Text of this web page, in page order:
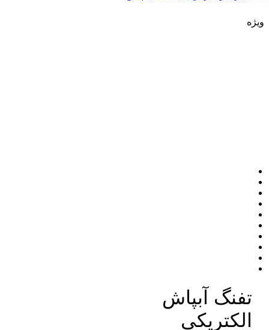
ویژه
تفنگ آبپاش
الکتریکی